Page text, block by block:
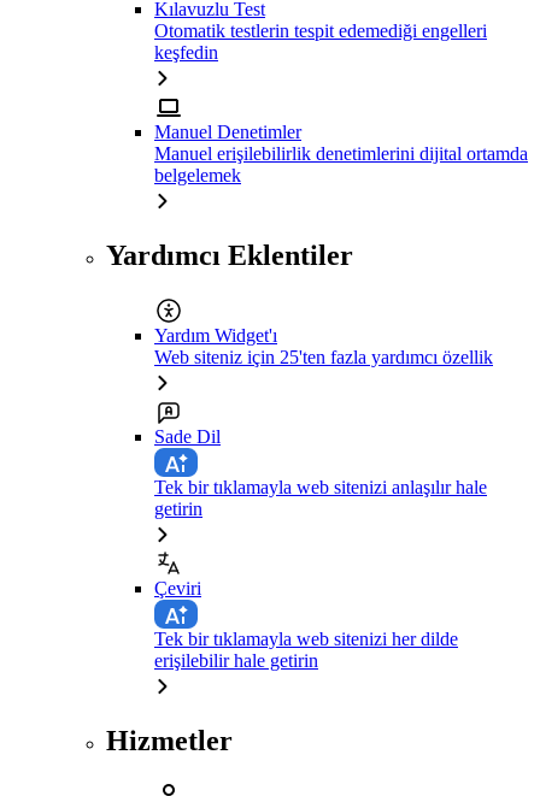
Kılavuzlu Test
Otomatik testlerin tespit edemediği engelleri
keşfedin
Manuel Denetimler
Manuel erişilebilirlik denetimlerini dijital ortamda
belgelemek
Yardımcı Eklentiler
Yardım Widget'ı
Web siteniz için 25'ten fazla yardımcı özellik
Sade Dil
Tek bir tıklamayla web sitenizi anlaşılır hale
getirin
Çeviri
Tek bir tıklamayla web sitenizi her dilde
erişilebilir hale getirin
Hizmetler